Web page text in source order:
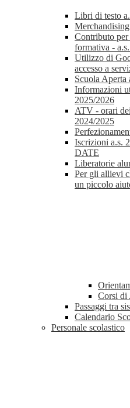
Libri di testo
Contributo
formativa -
Utilizzo di
accesso a
Scuola Aperta
Informazioni
2025/2026
ATV - orari
2024/2025
Iscrizioni a.s.
DATE
Liberatorie
Per gli allievi
un piccolo
Corsi di
Passaggi tra
Calendario
Personale scolastico